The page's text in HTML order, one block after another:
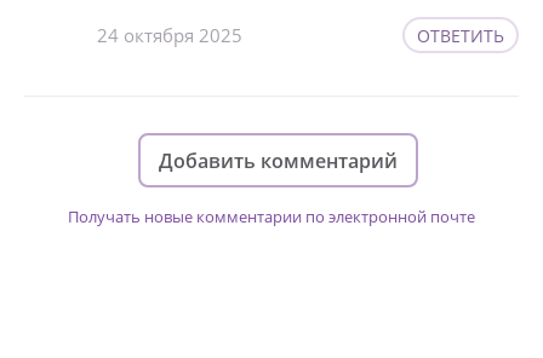
24 октября 2025 ОТВЕТИТЬ
Добавить комментарий
Получать новые комментарии по электронной почте